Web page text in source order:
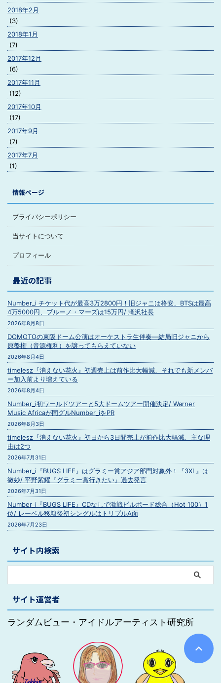
2018年2月
(3)
2018年1月
(7)
2017年12月
(6)
2017年11月
(12)
2017年10月
(17)
2017年9月
(7)
2017年7月
(1)
情報ページ
プライバシーポリシー
当サイトについて
プロフィール
最近の記事
Number_i チケット代が最高3万2800円！旧ジャニは格安、BTSは最高
4万5000円、ブルーノ・マーズは15万円/ 滝沢社長
2026年8月8日
DOMOTOの東阪ドーム公演はオーケストラ生伴奏―結局旧ジャニから
原盤権（音源権利）を譲ってもらえていない
2026年8月4日
timelesz『消えない花火』初週売上は前作比大幅減、それでも新メンバ
ー加入前より増えている
2026年8月4日
Number_i初ワールドツアーと5大ドームツアー開催決定/ Warner
Music Africaが同グルNumber_iをPR
2026年8月3日
timelesz『消えない花火』初日から3日間売上が前作比大幅減、主な理
由は2つ
2026年7月31日
Number_i『BUGS LIFE』はグラミー賞アジア部門対象外！『3XL』は
微妙/ 平野紫耀『グラミー賞行きたい』過去発言
2026年7月31日
Number_i『BUGS LIFE』CDなしで激戦ビルボード総合（Hot 100）1
位/ レーベル移籍後初シングルはトリプルA面
2026年7月23日
サイト内検索
サイト運営者
ランダムビュー・アイドルアーティスト研究所